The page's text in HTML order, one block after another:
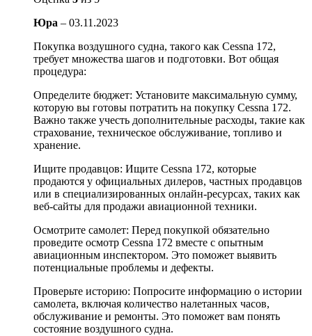
Юра – 03.11.2023
Покупка воздушного судна, такого как Cessna 172,
требует множества шагов и подготовки. Вот общая
процедура:
Определите бюджет: Установите максимальную сумму,
которую вы готовы потратить на покупку Cessna 172.
Важно также учесть дополнительные расходы, такие как
страхование, техническое обслуживание, топливо и
хранение.
Ищите продавцов: Ищите Cessna 172, которые
продаются у официальных дилеров, частных продавцов
или в специализированных онлайн-ресурсах, таких как
веб-сайты для продажи авиационной техники.
Осмотрите самолет: Перед покупкой обязательно
проведите осмотр Cessna 172 вместе с опытным
авиационным инспектором. Это поможет выявить
потенциальные проблемы и дефекты.
Проверьте историю: Попросите информацию о истории
самолета, включая количество налетанных часов,
обслуживание и ремонты. Это поможет вам понять
состояние воздушного судна.